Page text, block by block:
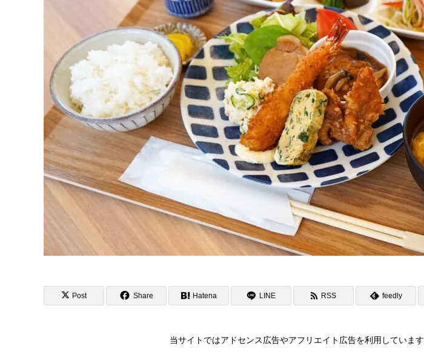
Post Share Hatena LINE RSS feedly
当サイトではアドセンス広告やアフリエイト広告を利用しています